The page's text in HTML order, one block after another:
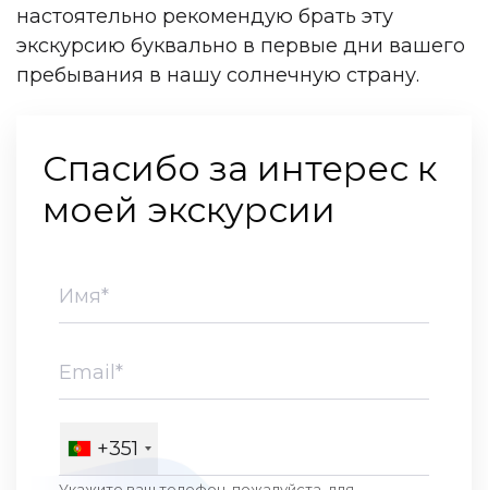
настоятельно рекомендую брать эту
экскурсию буквально в первые дни вашего
пребывания в нашу солнечную страну.
Спасибо за интерес к
моей экскурсии
+351